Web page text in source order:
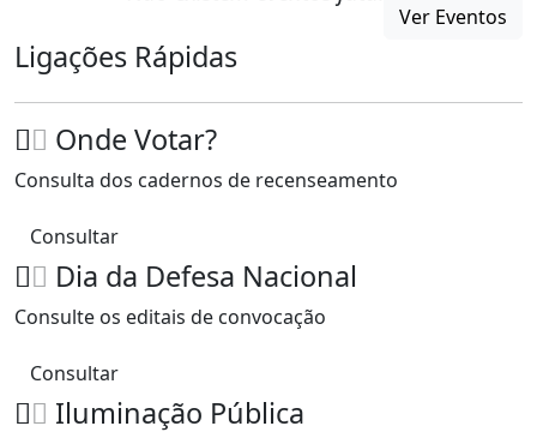
Ver Eventos
Ligações Rápidas
Onde Votar?
Consulta dos cadernos de recenseamento
Consultar
Dia da Defesa Nacional
Consulte os editais de convocação
Consultar
Iluminação Pública